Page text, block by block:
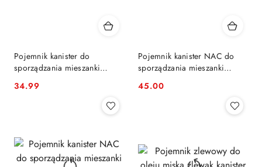
Pojemnik kanister do
sporządzania mieszanki
Cena:
34.99
Pojemnik kanister NAC do
sporządzania mieszanki
Cena:
45.00